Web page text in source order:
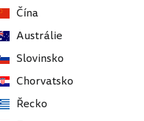
Čína
Austrálie
Slovinsko
Chorvatsko
Řecko